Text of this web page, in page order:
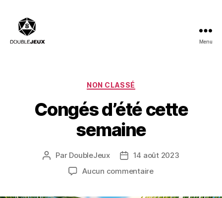
billard,
Menu
Catégories
NON CLASSÉ
Congés d’été cette
semaine
Auteur
l’article
Par DoubleJeux
Date14 août 2023
Aucun commentairesur